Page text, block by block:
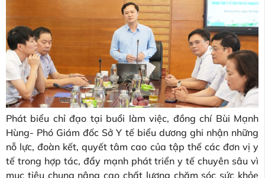
Phát biểu chỉ đạo tại buổi làm việc, đồng chí Bùi Mạnh
Hùng- Phó Giám đốc Sở Y tế biểu dương ghi nhận những
nỗ lực, đoàn kết, quyết tâm cao của tập thế các đơn vị y
tế trong hợp tác, đẩy mạnh phát triển y tế chuyên sâu vì
mục tiêu chung nâng cao chất lượng chăm sóc sức khỏe